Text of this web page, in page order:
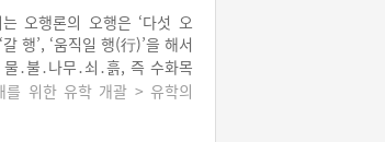
오행론의 오행은 ‘다섯 오
갈 행’, ‘움직일 행(行)’을 해서
․불․나무․쇠․흙, 즉 수화목
다섯 가지를 말한다. 이 다섯
차를 행한다. ‘다섯 가지가
를 위한 유학 개괄 > 유학의